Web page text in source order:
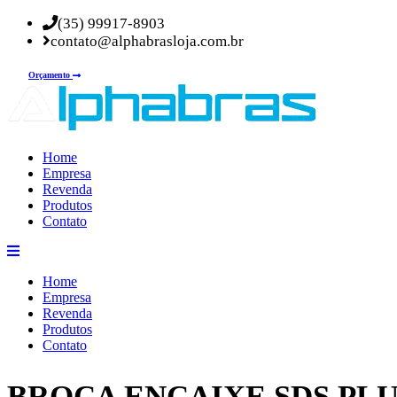
(35) 99917-8903
contato@alphabrasloja.com.br
Orçamento
Home
Empresa
Revenda
Produtos
Contato
Home
Empresa
Revenda
Produtos
Contato